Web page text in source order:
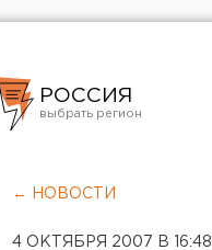
РОССИЯ
Челябинск
← НОВОСТИ
4 ОКТЯБРЯ 2007 В 16:48